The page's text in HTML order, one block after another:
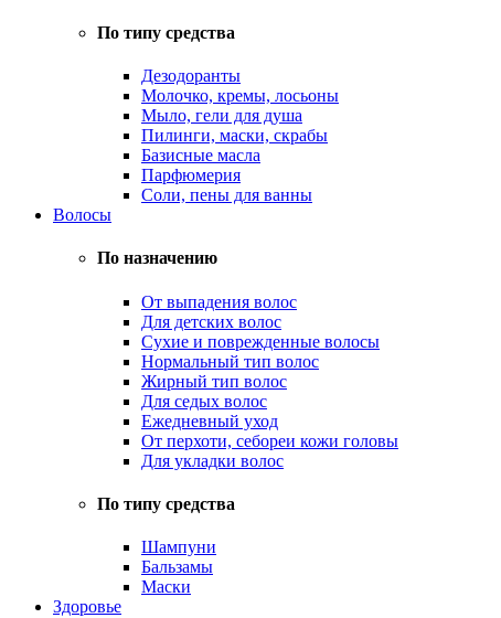
По типу средства
Дезодоранты
Молочко, кремы, лосьоны
Мыло, гели для душа
Пилинги, маски, скрабы
Базисные масла
Парфюмерия
Соли, пены для ванны
Волосы
По назначению
От выпадения волос
Для детских волос
Сухие и поврежденные волосы
Нормальный тип волос
Жирный тип волос
Для седых волос
Ежедневный уход
От перхоти, себореи кожи головы
Для укладки волос
По типу средства
Шампуни
Бальзамы
Маски
Здоровье